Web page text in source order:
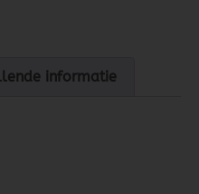
informatie